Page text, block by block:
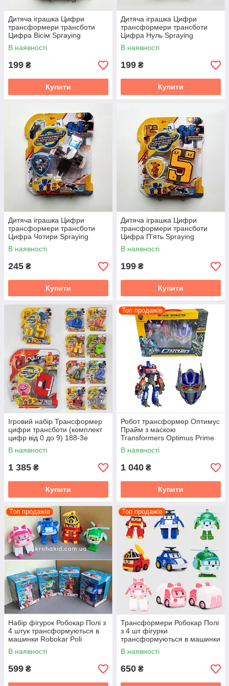
Дитяча іграшка Цифри
трансформери трансботи
Цифра Вісім Spraying
трансформер цифра 8
(YB188-3E)
В наявності
199 ₴
Купити
Дитяча іграшка Цифри
трансформери трансботи
Цифра Нуль Spraying
трансформер цифра 0
(YB188-3E)
В наявності
199 ₴
Купити
Дитяча іграшка Цифри
трансформери трансботи
Цифра Чотири Spraying
трансформер цифра 4
(YB188-3E)
В наявності
245 ₴
Купити
Дитяча іграшка Цифри
трансформери трансботи
Цифра П'ять Spraying
трансформер цифра 5
(YB188-3E)
В наявності
199 ₴
Купити
Ігровий набір Трансформер
цифри трансботи (комплект
цифр від 0 до 9) 188-3е
В наявності
1 385 ₴
Купити
Топ продажів
Робот трансформер Оптимус
Прайм з маскою
Transformers Optimus Prime
трансформується в машинку
W 8825 B
В наявності
1 040 ₴
Купити
Топ продажів
Набір фігурок Робокар Полі з
4 штук трансформуються в
машинки Robokar Poli
В наявності
599 ₴
Топ продажів
Трансформери Робокар Полі
з 4 шт фігурки
трансформуються в машинки
(Roy, Amber, Poly, Helly)
В наявності
650 ₴